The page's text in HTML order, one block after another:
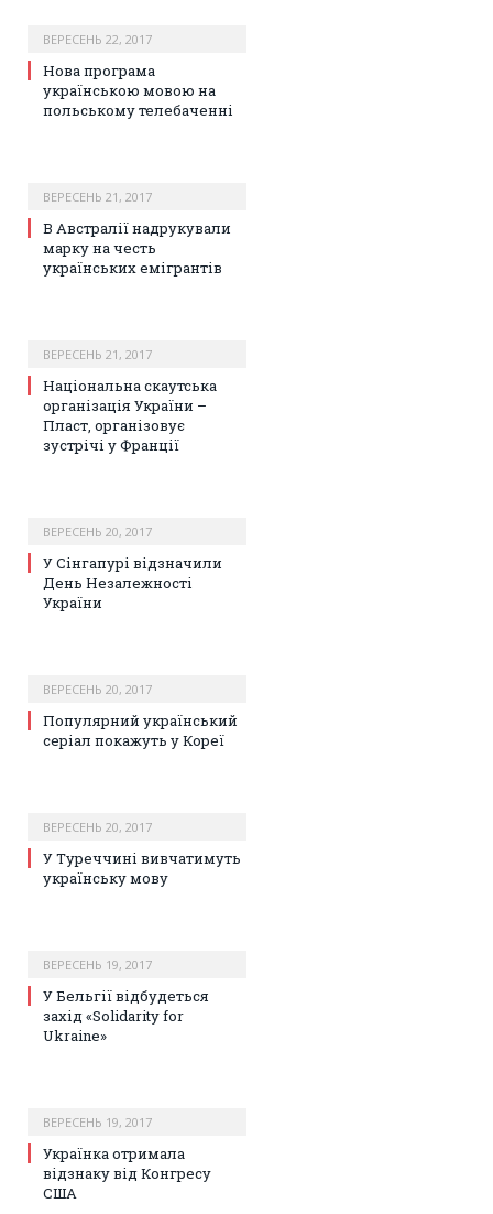
ВЕРЕСЕНЬ 22, 2017
Нова програма
українською мовою на
польському телебаченні
ВЕРЕСЕНЬ 21, 2017
В Австралії надрукували
марку на честь
українських емігрантів
ВЕРЕСЕНЬ 21, 2017
Національна скаутська
організація України –
Пласт, організовує
зустрічі у Франції
ВЕРЕСЕНЬ 20, 2017
У Сінгапурі відзначили
День Незалежності
України
ВЕРЕСЕНЬ 20, 2017
Популярний український
серіал покажуть у Кореї
ВЕРЕСЕНЬ 20, 2017
У Туреччині вивчатимуть
українську мову
ВЕРЕСЕНЬ 19, 2017
У Бельгії відбудеться
захід «Solidarity for
Ukraine»
ВЕРЕСЕНЬ 19, 2017
Українка отримала
відзнаку від Конгресу
США